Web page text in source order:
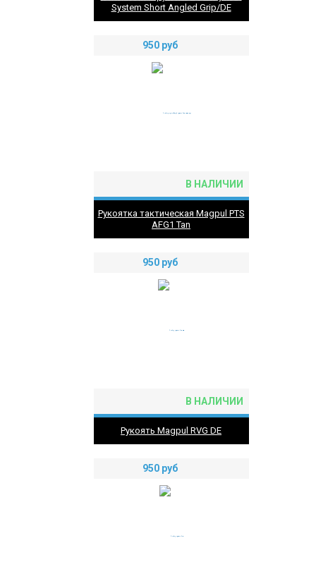
System Short Angled Grip/DE
950 руб
В НАЛИЧИИ
Рукоятка тактическая Magpul PTS
AFG1 Tan
950 руб
В НАЛИЧИИ
Рукоять Magpul RVG DE
950 руб